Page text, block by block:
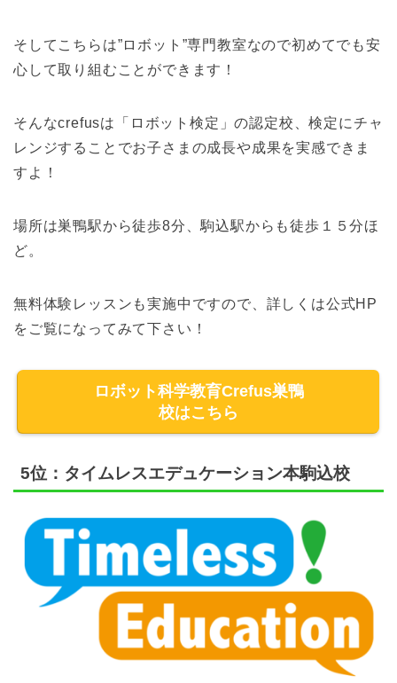
そしてこちらは”ロボット”専門教室なので初めてでも安
心して取り組むことができます！
そんなcrefusは「ロボット検定」の認定校、検定にチャ
レンジすることでお子さまの成長や成果を実感できま
すよ！
場所は巣鴨駅から徒歩8分、駒込駅からも徒歩１５分ほ
ど。
無料体験レッスンも実施中ですので、詳しくは公式HP
をご覧になってみて下さい！
ロボット科学教育Crefus巣鴨
校はこちら
5位：タイムレスエデュケーション本駒込校